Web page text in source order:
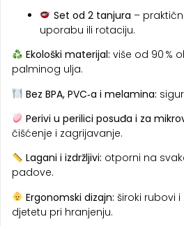
Set od 2 tanjura –
uporabu ili rotaciju.
Ekološki materijal: više od 90 %
palminog ulja.
Bez BPA, PVC‑a i melamina:
Perivi u perilici posuđa i za
čišćenje i zagrijavanje.
Lagani i izdržljivi: otporni na
padove.
Ergonomski dizajn: široki rubovi
djetetu pri hranjenju.